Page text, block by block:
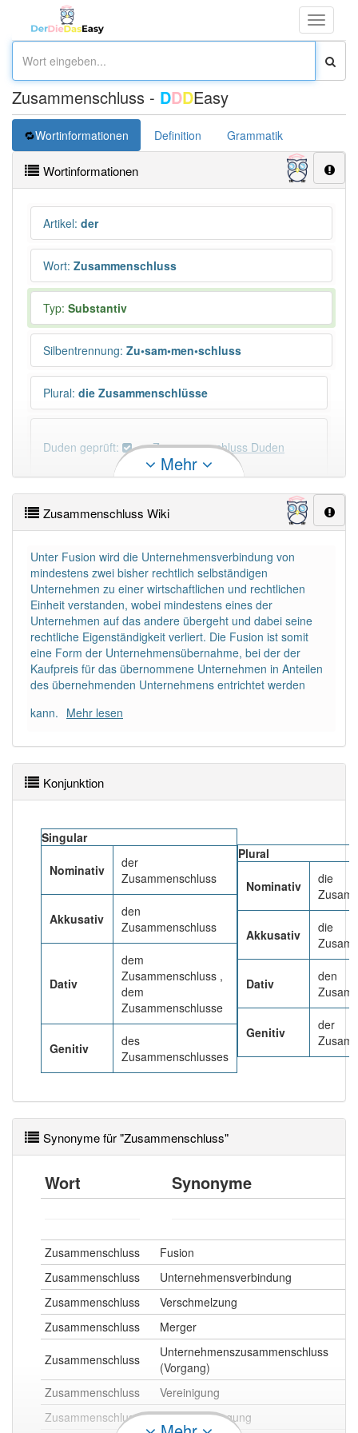
Toggle
Zusammenschluss - DDDEasy
Wortinformationen Definition Grammatik
Wortinformationen
Artikel: der
Wort: Zusammenschluss
Typ: Substantiv
Silbentrennung: Zu•sam•men•schluss
Plural: die Zusammenschlüsse
Duden geprüft: Zusammenschluss Duden
PowerIndex:97
Häufigkeit: 6 von 10
Wörter mit Endung -zusammenschluss: 2
Wörter mit Endung-zusammenschlussaber mit
einem anderen Artikelder: 0
88% unserer Spielapp-Nutzer haben den Artikel
Mehr
Zusammenschluss Wiki
Unter Fusion wird die Unternehmensverbindung von
mindestens zwei bisher rechtlich selbständigen
Unternehmen zu einer wirtschaftlichen und rechtlichen
Einheit verstanden, wobei mindestens eines der
Unternehmen auf das andere übergeht und dabei seine
rechtliche Eigenständigkeit verliert. Die Fusion ist somit
eine Form der Unternehmensübernahme, bei der der
Kaufpreis für das übernommene Unternehmen in Anteilen
des übernehmenden Unternehmens entrichtet werden
kann. Mehr lesen
Konjunktion
Singular
Nominativ
der
Zusammenschluss
Akkusativ
den
Zusammenschluss
Dativ
dem
Zusammenschluss ,
dem
Zusammenschlusse
Genitiv
des
Zusammenschlusses
Plural
Nominativ
die
Akkusativ
die
Dativ
den
Genitiv
der
Synonyme für "Zusammenschluss"
Wort Synonyme
Zusammenschluss
Fusion
Zusammenschluss
Unternehmensverbindung
Zusammenschluss
Verschmelzung
Zusammenschluss
Merger
Zusammenschluss
Unternehmenszusammenschluss
(Vorgang)
Zusammenschluss
Vereinigung
Zusammenschluss
Zusammenlegung